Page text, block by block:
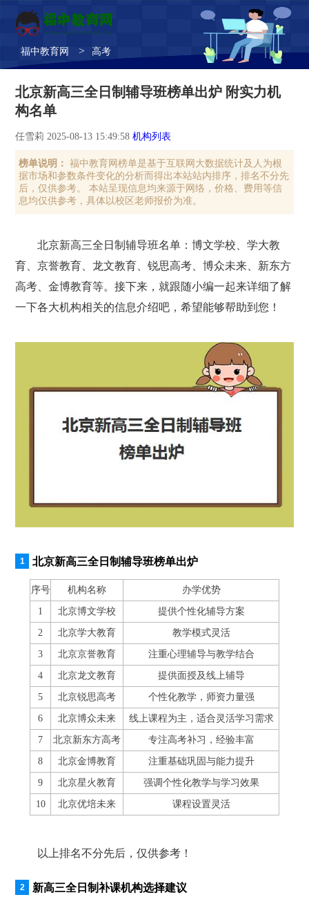
福中教育网 > 高考
北京新高三全日制辅导班榜单出炉 附实力机
构名单
任雪莉 2025-08-13 15:49:58机构列表
榜单说明：
福中教育网榜单是基于互联网大数据统计及人为根
据市场和参数条件变化的分析而得出本站站内排序，排名不分先
后，仅供参考。 本站呈现信息均来源于网络，价格、费用等信
息均仅供参考，具体以校区老师报价为准。
北京新高三全日制辅导班名单：博文学校、学大教
育、京誉教育、龙文教育、锐思高考、博众未来、新东方
高考、金博教育等。接下来，就跟随小编一起来详细了解
一下各大机构相关的信息介绍吧，希望能够帮助到您！
北京新高三全日制辅导班榜单出炉
序号 机构名称 办学优势
1 北京博文学校 提供个性化辅导方案
2 北京学大教育 教学模式灵活
3 北京京誉教育 注重心理辅导与教学结合
4 北京龙文教育 提供面授及线上辅导
5 北京锐思高考 个性化教学，师资力量强
6 北京博众未来 线上课程为主，适合灵活学习需求
7 北京新东方高考 专注高考补习，经验丰富
8 北京金博教育 注重基础巩固与能力提升
9 北京星火教育 强调个性化教学与学习效果
10 北京优培未来 课程设置灵活
以上排名不分先后，仅供参考！
新高三全日制补课机构选择建议